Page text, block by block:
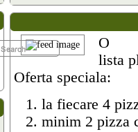
O
lista
Oferta speciala:
la fiecare 4
minim 2 pizza